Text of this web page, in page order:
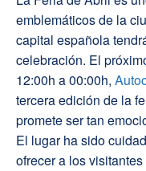
emblemáticos de la
capital española
celebración. El
12:00h a 00:00h,
tercera edición de la
promete ser tan
El lugar ha sido
ofrecer a los